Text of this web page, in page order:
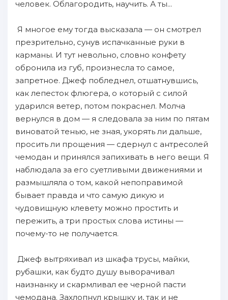
человек. Облагородить, научить. А ты...
Я многое ему тогда высказала — он смотрел
презрительно, сунув испачканные руки в
карманы. И тут невольно, словно конфету
обронила из губ, произнесла то самое,
запретное. Джеф побледнел, отшатнувшись,
как лепесток флюгера, о который с силой
ударился ветер, потом покраснел. Молча
вернулся в дом — я следовала за ним по пятам
виноватой тенью, не зная, укорять ли дальше,
просить ли прощения — сдернул с антресолей
чемодан и принялся запихивать в него вещи. Я
наблюдала за его суетливыми движениями и
размышляла о том, какой непоправимой
бывает правда и что самую дикую и
чудовищную клевету можно простить и
пережить, а три простых слова истины —
почему-то не получается.
Джеф вытряхивал из шкафа трусы, майки,
рубашки, как будто душу выворачивал
наизнанку и скармливал ее черной пасти
чемодана. Захлопнул крышку и, так и не